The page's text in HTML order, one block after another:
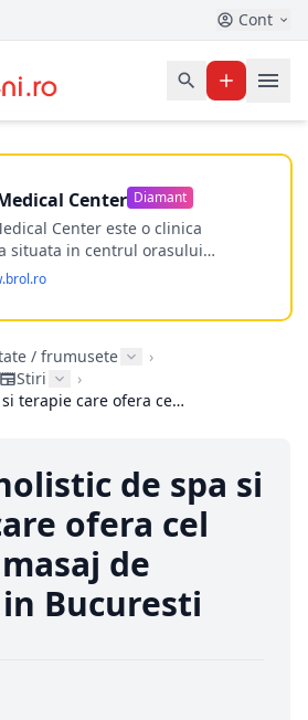
Cont
Center Diamant
Center este o clinica
situata in centrul orasului
avand o experienta de
din anul 2009 clinica isi
/ frumusete
›
Stiri
›
Centrul holistic de spa si terapie care ofera cel mai bun masaj de relaxare in Bucuresti
de spa si
ofera cel
de
Bucuresti